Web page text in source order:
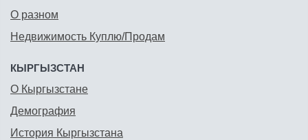
О разном
Недвижимость Куплю/Продам
КЫРГЫЗСТАН
О Кыргызстане
Демография
История Кыргызстана